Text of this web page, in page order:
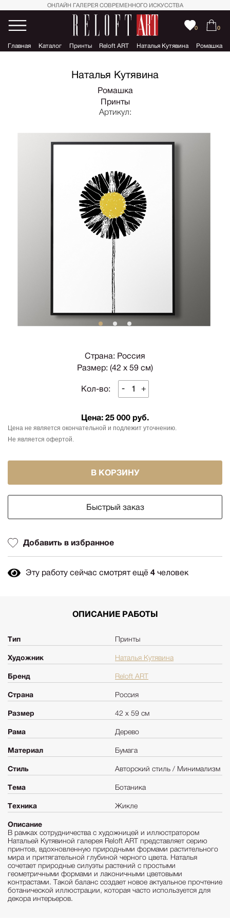
ОНЛАЙН ГАЛЕРЕЯ СОВРЕМЕННОГО ИСКУССТВА
0 0
Главная Каталог Принты Reloft ART Наталья Кутявина Ромашка
ОПИСАНИЕ РАБОТЫ
Тип Принты
Художник Наталья Кутявина
Бренд Reloft ART
Страна Россия
Размер 42 х 59 см
Рама Дерево
Материал Бумага
Стиль Авторский стиль / Минимализм
Тема Ботаника
Техника Жикле
Описание
В рамках сотрудничества с художницей и иллюстратором
Натальей Кутявиной галерея Reloft ART представляет серию
принтов, вдохновленную природными формами растительного
мира и притягательной глубиной черного цвета. Наталья
сочетает природные силуэты растений с простыми
геометричными формами и лаконичными цветовыми
контрастами. Такой баланс создает новое актуальное прочтение
ботанической иллюстрации, которая часто используется для
декора интерьеров.
Наталья Кутявина
Ромашка
Принты
Артикул:
Страна: Россия
Размер: (42 х 59 см)
Кол-во: - +
Цена: 25 000 руб.
Цена не является окончательной и подлежит уточнению.
Не является офертой.
В КОРЗИНУ
Быстрый заказ
Добавить в избранное
Эту работу сейчас смотрят ещё 4 человек